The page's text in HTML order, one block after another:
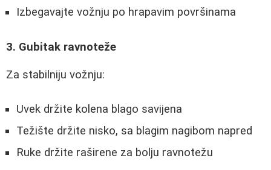
Izbegavajte vožnju po hrapavim površinama
3. Gubitak ravnoteže
Za stabilniju vožnju:
Uvek držite kolena blago savijena
Težište držite nisko, sa blagim nagibom napred
Ruke držite raširene za bolju ravnotežu